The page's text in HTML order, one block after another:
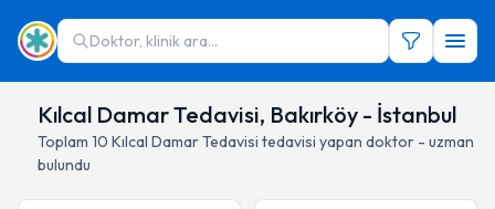
Doktor, klinik ara...
Kılcal Damar Tedavisi, Bakırköy - İstanbul
Toplam 10 Kılcal Damar Tedavisi tedavisi yapan doktor - uzman
bulundu